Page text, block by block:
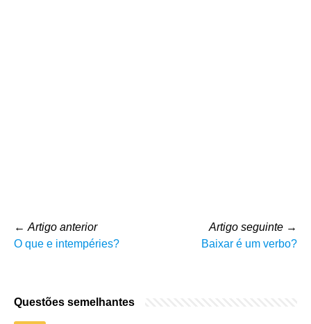
← Artigo anterior
O que e intempéries?
Artigo seguinte →
Baixar é um verbo?
Questões semelhantes